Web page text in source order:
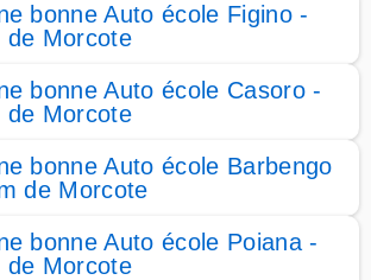
bonne Auto école Figino -
de Morcote
bonne Auto école Casoro -
de Morcote
bonne Auto école Barbengo
de Morcote
bonne Auto école Poiana -
de Morcote